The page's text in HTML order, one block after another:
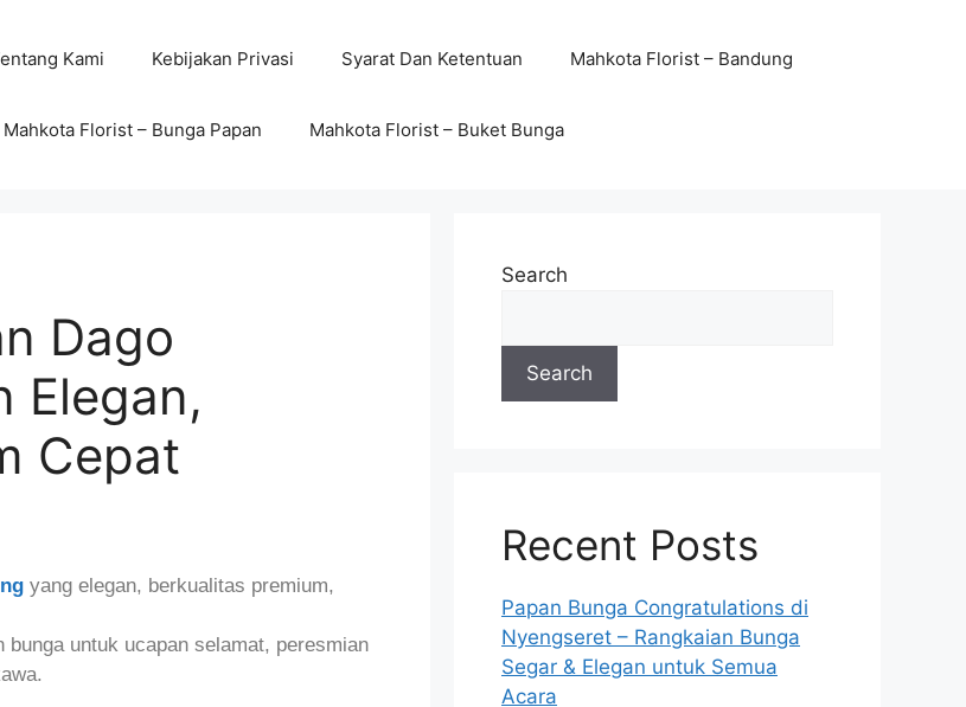
Kami Kebijakan Privasi Syarat Dan Ketentuan Mahkota Florist – Bandung
Mahkota Florist – Bunga Papan Mahkota Florist – Buket Bunga
Dago
Elegan,
Cepat
yang elegan, berkualitas premium,
untuk ucapan selamat, peresmian
Search
Search
Recent Posts
Papan Bunga Congratulations di
Nyengseret – Rangkaian Bunga
Segar & Elegan untuk Semua
Acara